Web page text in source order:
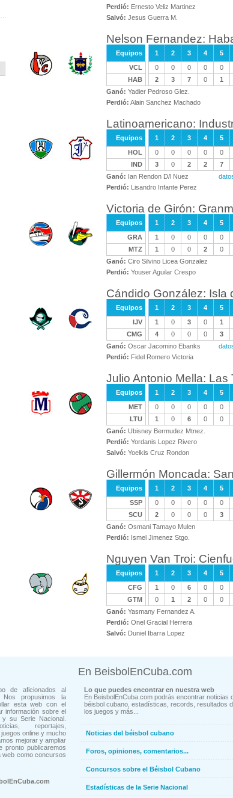
Perdió: Ernesto Veliz Martinez
Salvó: Jesus Guerra M.
Nelson Fernandez:
Equipos 1 2 3 4 5
VCL
0 0 0 0 0
HAB
2 3 7 0 1
Ganó: Yadier Pedroso Glez.
Perdió: Alain Sanchez Machado
Latinoamericano:
Equipos 1 2 3 4 5
HOL
0 0 0 0 0
IND
3 0 2 2 7
Ganó: Ian Rendon D/l Nuez
Perdió: Lisandro Infante Perez
Victoria de Girón:
Equipos 1 2 3 4 5
GRA
1 0 0 0 0
MTZ
1 0 0 2 0
Ganó: Ciro Silvino Licea Gonzalez
Perdió: Youser Aguilar Crespo
Cándido González: Isla
Equipos 1 2 3 4 5
IJV
1 0 3 0 1
CMG
4 0 0 0 3
Ganó: Oscar Jacomino Ebanks
Perdió: Fidel Romero Victoria
Julio Antonio Mella: Las
Equipos 1 2 3 4 5
MET
0 0 0 0 0
LTU
1 0 6 0 0
Ganó: Ubisney Bermudez Mtnez.
Perdió: Yordanis Lopez Rivero
Salvó: Yoelkis Cruz Rondon
Gillermón Moncada:
Equipos 1 2 3 4 5
SSP
0 0 0 0 0
SCU
2 0 0 0 3
Ganó: Osmani Tamayo Mulen
Perdió: Ismel Jimenez Stgo.
Nguyen Van Troi:
Equipos 1 2 3 4 5
CFG
1 0 6 0 0
GTM
0 1 2 0 0
Ganó: Yasmany Fernandez A.
Perdió: Onel Gracial Herrera
Salvó: Duniel Ibarra Lopez
de aficionados al
Nos propusimos la
esta web con el
información sobre el
su Serie Nacional.
reportajes,
online y mucho
mejorar y ampliar
pronto publicaremos
como concursos
En BeisbolEnCuba.com
Lo que puedes encontrar en nuestra web
En BeisbolEnCuba.com podrás encontrar noticias
béisbol cubano, estadísticas, records, resultados
los juegos y más...
Noticias del béisbol cubano
Foros, opiniones, comentarios...
Concursos sobre el Béisbol Cubano
Estadísticas de la Serie Nacional